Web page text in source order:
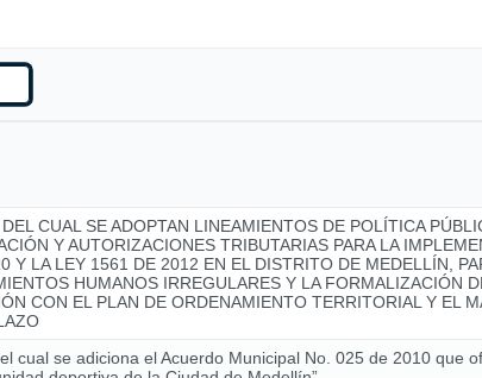
CUAL SE ADOPTAN LINEAMIENTOS DE POLÍTICA
Y AUTORIZACIONES TRIBUTARIAS PARA LA
Y LA LEY 1561 DE 2012 EN EL DISTRITO DE MEDELLÍN,
HUMANOS IRREGULARES Y LA FORMALIZACIÓN
CON EL PLAN DE ORDENAMIENTO TERRITORIAL Y EL
cual se adiciona el Acuerdo Municipal No. 025 de 2010 que